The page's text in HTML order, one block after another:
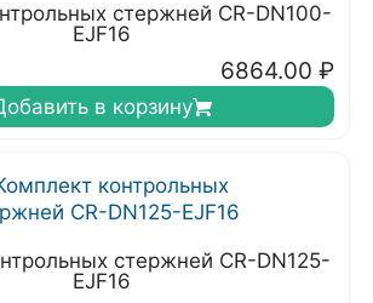
стержней CR-DN100-
EJF16
6864.00 ₽
в корзину
стержней CR-DN125-
EJF16